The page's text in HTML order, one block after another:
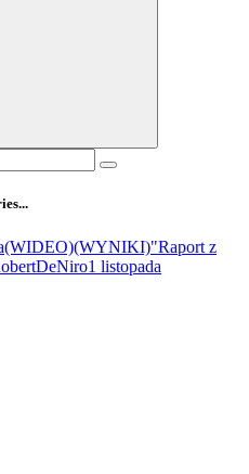
(WIDEO)(WYNIKI)"Raport z
1 listopada